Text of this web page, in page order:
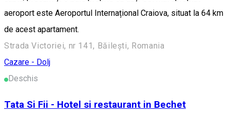
aeroport este Aeroportul Internațional Craiova, situat la 64 km
de acest apartament.
Strada Victoriei, nr 141, Băilești, Romania
Cazare - Dolj
Deschis
Tata Si Fii - Hotel si restaurant in Bechet